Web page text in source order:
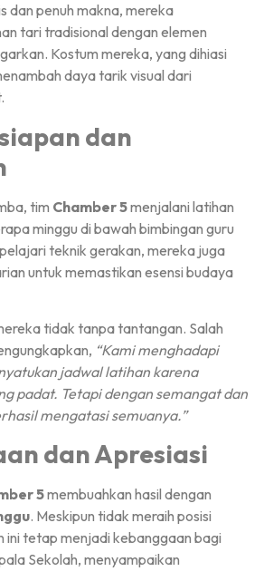
dan penuh makna, mereka
tari tradisional dengan elemen
Kostum mereka, yang dihiasi
daya tarik visual dari
dan
tim Chamber 5menjalani latihan
minggu di bawah bimbingan guru
teknik gerakan, mereka juga
untuk memastikan esensi budaya
tidak tanpa tantangan. Salah
“Kami menghadapi
jadwal latihan karena
padat. Tetapi dengan semangat dan
mengatasi semuanya.”
dan Apresiasi
5membuahkan hasil dengan
. Meskipun tidak meraih posisi
ini tetap menjadi kebanggaan bagi
Sekolah, menyampaikan